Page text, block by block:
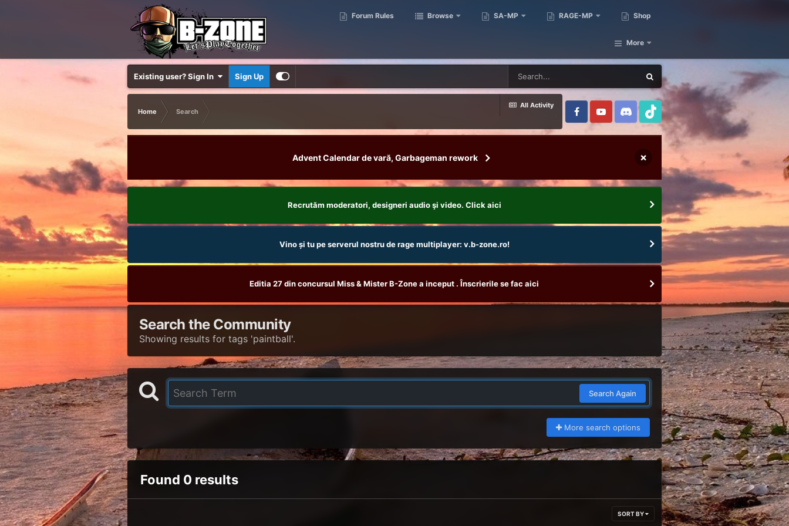
Forum Rules Browse SA-MP RAGE-MP Shop
More
Existing user? Sign In Sign Up
All Activity
Home Search
Advent Calendar de vară, Garbageman rework ×
Recrutăm moderatori, designeri audio şi video. Click aici
Vino și tu pe serverul nostru de rage multiplayer: v.b-zone.ro!
Editia 27 din concursul Miss & Mister B-Zone a inceput . Înscrierile se fac aici
Search the Community
Showing results for tags 'paintball'.
Search Again
More search options
Found 0 results
SORT BY